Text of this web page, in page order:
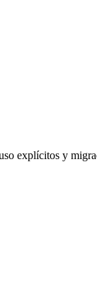
explícitos y